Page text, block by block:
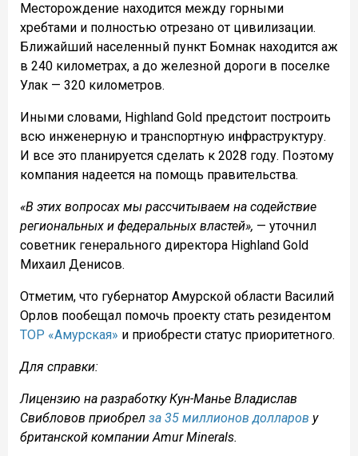
Месторождение находится между горными
хребтами и полностью отрезано от цивилизации.
Ближайший населенный пункт Бомнак находится аж
в 240 километрах, а до железной дороги в поселке
Улак — 320 километров.
Иными словами, Highland Gold предстоит построить
всю инженерную и транспортную инфраструктуру.
И все это планируется сделать к 2028 году. Поэтому
компания надеется на помощь правительства.
«В этих вопросах мы рассчитываем на содействие
региональных и федеральных властей», — уточнил
советник генерального директора Highland Gold
Михаил Денисов.
Отметим, что губернатор Амурской области Василий
Орлов пообещал помочь проекту стать резидентом
ТОР «Амурская» и приобрести статус приоритетного.
Для справки:
Лицензию на разработку Кун-Манье Владислав
Свибловов приобрел за 35 миллионов долларов у
британской компании Amur Minerals.